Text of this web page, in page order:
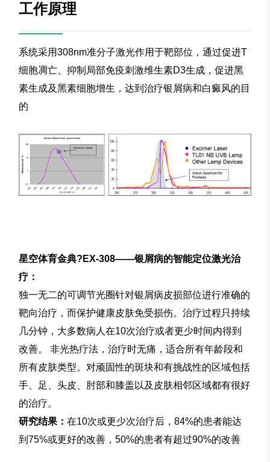
工作原理
系统采用308nm准分子激光作用于靶部位，通过促进T
细胞凋亡、抑制局部免疫刺激维生素D3生成，促进黑
素生成及黑素细胞增生，达到治疗银屑病和白癜风的目
的
星空体育金典?EX-308——银屑病的智能定位激光治
疗：
独一无二的可调节光圈针对银屑病皮损部位进行准确的
靶向治疗，而保护健康皮肤免受损伤。治疗过程只持续
几分钟，大多数病人在10次治疗或者更少时间内得到
改善。 非光热疗法，治疗时无痛，适合所有年龄段和
所有皮肤类型。对顽固性的斑块和有挑战性的区域包括
手、足、头皮、肘部和膝盖以及皮肤相邻区域都有很好
的治疗。
研究结果：在10次或更少次治疗后，84%的患者能达
到75%或更好的改善，50%的患者有超过90%的改善